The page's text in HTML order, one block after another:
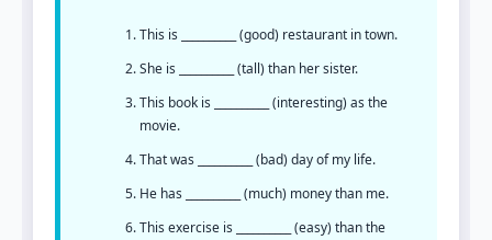
This is __________ (good) restaurant in town.
She is __________ (tall) than her sister.
This book is __________ (interesting) as the
movie.
That was __________ (bad) day of my life.
He has __________ (much) money than me.
This exercise is __________ (easy) than the